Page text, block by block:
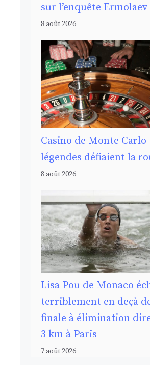
sur l’enquête Ermolaev
8 août 2026
Casino de Monte Carlo
légendes défiaient la
8 août 2026
Lisa Pou de Monaco
terriblement en deçà
finale à élimination
3 km à Paris
7 août 2026